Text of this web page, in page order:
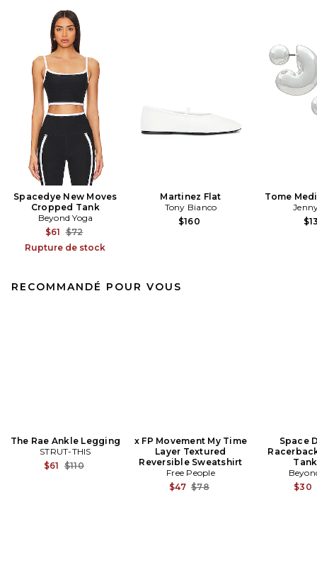
Spacedye New Moves
Cropped Tank
Beyond Yoga
$61 Previous price:
$72
Rupture de stock
Martinez Flat
Tony Bianco
$160
Tome
RECOMMANDÉ POUR VOUS
The Rae Ankle Legging
STRUT-THIS
$61 Previous price:
$110
x FP Movement My Time
Layer Textured
Reversible Sweatshirt
Free People
$47 Previous price:
$78
Space
$30